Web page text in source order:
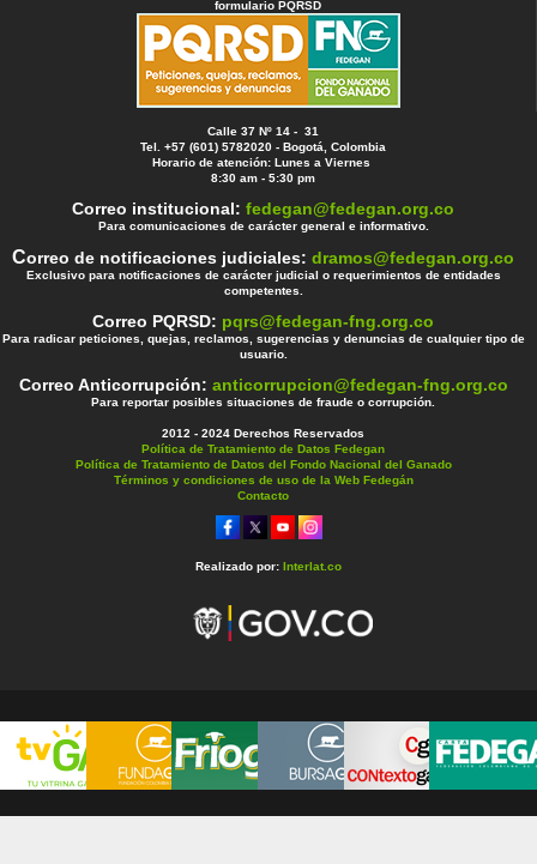
formulario PQRSD
Calle 37 Nº 14 - 31
Tel. +57 (601) 5782020 - Bogotá, Colombia
Horario de atención: Lunes a Viernes
8:30 am - 5:30 pm
Correo institucional:fedegan@fedegan.org.co
Para comunicaciones de carácter general e informativo.
Correo de notificaciones judiciales:dramos@fedegan.org.co
Exclusivo para notificaciones de carácter judicial o requerimientos de entidades
competentes.
Correo PQRSD: pqrs@fedegan-fng.org.co
Para radicar peticiones, quejas, reclamos, sugerencias y denuncias de cualquier tipo de
usuario.
Correo Anticorrupción: anticorrupcion@fedegan-fng.org.co
Para reportar posibles situaciones de fraude o corrupción.
2012 - 2024 Derechos Reservados
Política de Tratamiento de Datos Fedegan
Política de Tratamiento de Datos del Fondo Nacional del Ganado
Términos y condiciones de uso de la Web Fedegán
Contacto
Realizado por: Interlat.co